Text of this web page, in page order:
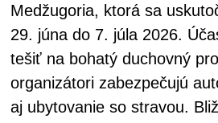
Medžugoria, ktorá sa
29. júna do 7. júla 2026.
tešiť na bohatý duchovný
organizátori zabezpečujú
aj ubytovanie so stravou.